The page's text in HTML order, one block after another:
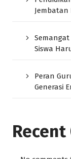
Jembatan
Siswa
Peran
Generasi
Recent